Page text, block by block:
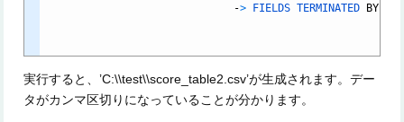
-> FIELDS TERMINATED BY
実行すると、’C:\\test\\score_table2.csv’が生成されます。デー
タがカンマ区切りになっていることが分かります。